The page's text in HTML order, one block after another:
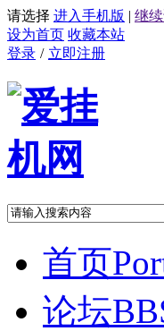
请选择 进入手机版 | 继
设为首页 收藏本站
登录 / 立即注册
首页
论坛